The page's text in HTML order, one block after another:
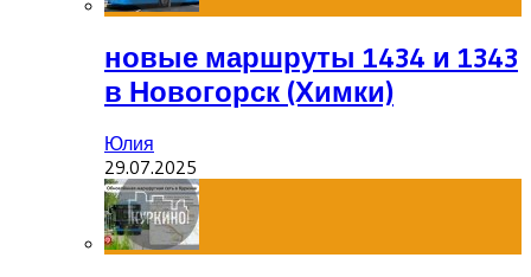
новые маршруты 1434 и 1343
в Новогорск (Химки)
Юлия
29.07.2025